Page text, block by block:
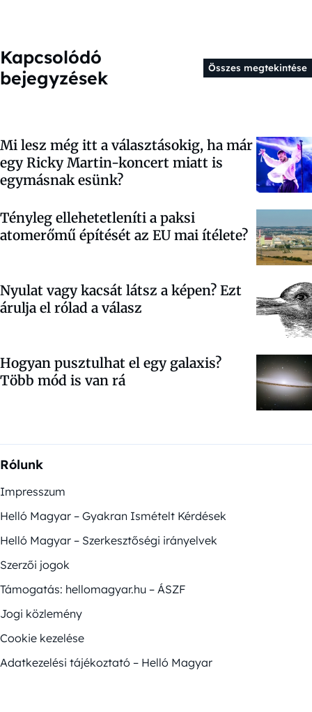
Kapcsolódó
bejegyzések
Összes megtekintése
Mi lesz még itt a választásokig, ha már
egy Ricky Martin-koncert miatt is
egymásnak esünk?
Tényleg ellehetetleníti a paksi
atomerőmű építését az EU mai ítélete?
Nyulat vagy kacsát látsz a képen? Ezt
árulja el rólad a válasz
Hogyan pusztulhat el egy galaxis?
Több mód is van rá
Rólunk
Impresszum
Helló Magyar – Gyakran Ismételt Kérdések
Helló Magyar – Szerkesztőségi irányelvek
Szerzői jogok
Támogatás: hellomagyar.hu – ÁSZF
Jogi közlemény
Cookie kezelése
Adatkezelési tájékoztató – Helló Magyar